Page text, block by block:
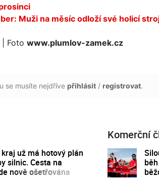
Muži na měsíc odloží své holicí
| Foto www.plumlov-zamek.cz
se musíte nejdříve přihlásit / registrovat.
už má hotový plán
silnic. Cesta na
nově ošetřována
Komerční